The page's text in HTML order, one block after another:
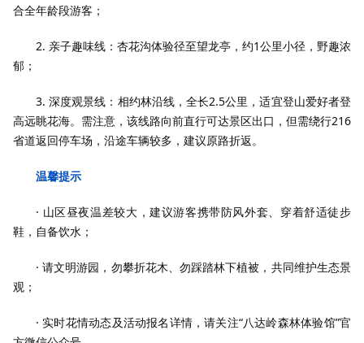
合全年龄段游客；
2. 亲子趣味线：杏花沟体验径至望龙亭，约1公里小径，野趣浓
郁；
3. 深度观景线：相约林沿线，全长2.5公里，适宜登山爱好者登
高远眺花海。需注意，该线路向前直行可达景区出口，但需绕行216
省道返回停车场，沿途车辆较多，建议原路折返。
温馨提示
· 山区昼夜温差较大，建议游客携带防风外套、穿着舒适徒步
鞋，自备饮水；
· 请文明游园，勿攀折花木、勿踩踏林下植被，共同维护生态景
观；
· 实时花情动态及活动报名详情，请关注“八达岭森林体验馆”官